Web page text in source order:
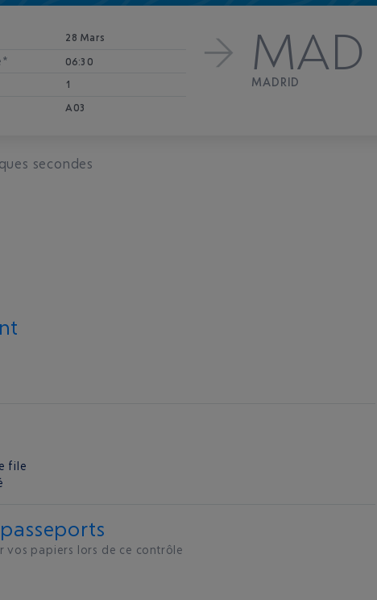
28 Mars
06:30
1
A03
MAD
MADRID
secondes
file
vos papiers lors de ce contrôle